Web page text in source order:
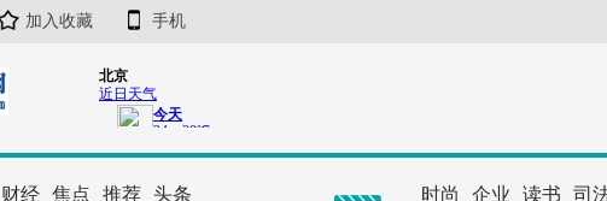
加入收藏 手机
财经 焦点 推荐 头条
时尚 企业 读书 司